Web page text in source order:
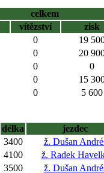
celkem
vítězství zisk
0 19
0 20
0 0
0 15
0 5 600
délka jezdec
3400 ž. Dušan
4100 ž. Radek
3500 ž. Dušan